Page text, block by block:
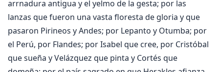
arrnadura antigua y el yelmo de la gesta; por las
lanzas que fueron una vasta floresta de gloria y que
pasaron Pirineos y Andes; por Lepanto y Otumba; por
el Perú, por Flandes; por Isabel que cree, por Cristóbal
que sueña y Velázquez que pinta y Cortés que